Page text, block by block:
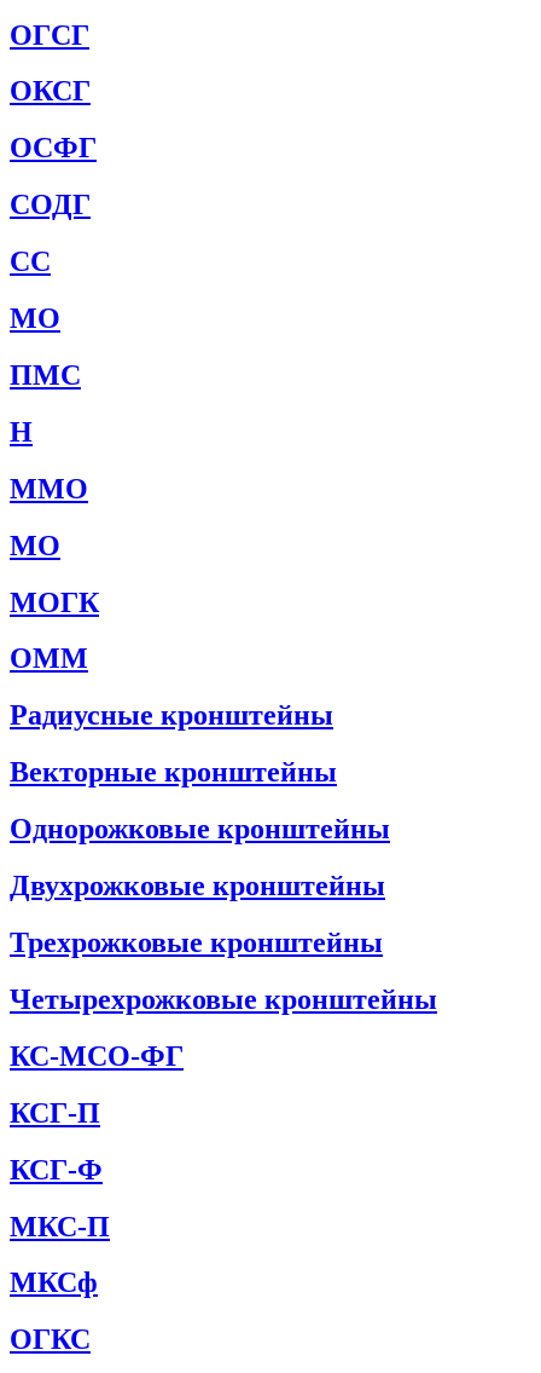
ОГСГ
ОКСГ
ОСФГ
СОДГ
СС
МО
ПМС
Н
ММО
МО
МОГК
ОММ
Радиусные кронштейны
Векторные кронштейны
Однорожковые кронштейны
Двухрожковые кронштейны
Трехрожковые кронштейны
Четырехрожковые кронштейны
КС-МСО-ФГ
КСГ-П
КСГ-Ф
МКС-П
МКСф
ОГКС